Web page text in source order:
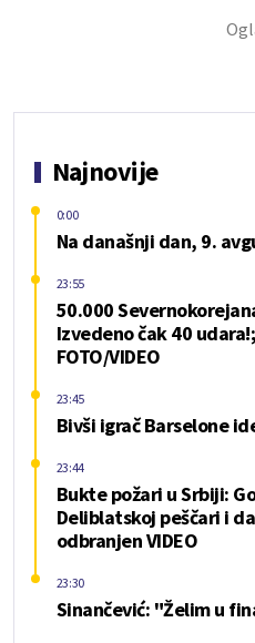
Najnovije
Na današnji dan, 9.
0:00
50.000
Izvedeno čak 40
FOTO/VIDEO
23:55
Bivši igrač Barselone
23:45
Bukte požari u Srbiji:
Deliblatskoj peščari i
odbranjen VIDEO
23:44
Sinančević: "Želim u
23:30